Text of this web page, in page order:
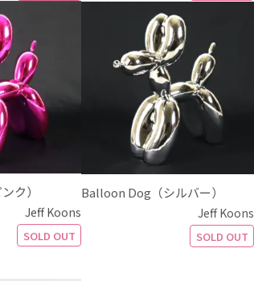
ク）
Jeff Koons
SOLD OUT
Balloon Dog（シルバー）
Jeff Koons
SOLD OUT